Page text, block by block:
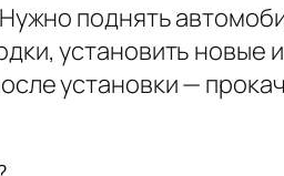
поднять
установить новые
установки —